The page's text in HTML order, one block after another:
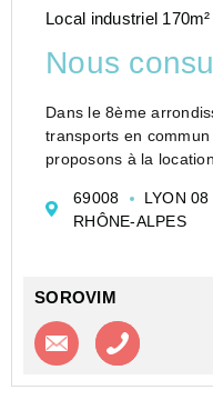
Local industriel 170m²
Nous
Dans le 8ème
transports en
proposons à la
parking. Les activités
69008 LYON 08
RHÔNE-ALPES
SOROVIM
Contacter